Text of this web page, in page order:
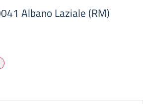
Albano Laziale (RM)